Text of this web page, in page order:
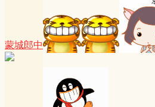
蒙城郎中